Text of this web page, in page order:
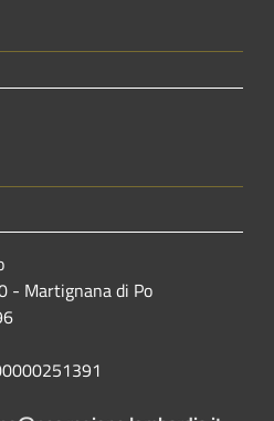
- Martignana di Po